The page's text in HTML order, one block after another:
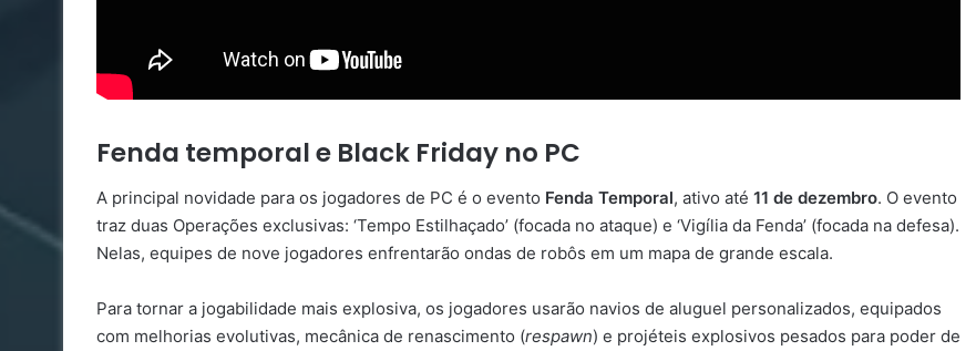
Fenda temporal e Black Friday no PC
A principal novidade para os jogadores de PC é o evento Fenda Temporal, ativo até 11 de dezembro. O evento
traz duas Operações exclusivas: ‘Tempo Estilhaçado’ (focada no ataque) e ‘Vigília da Fenda’ (focada na defesa).
Nelas, equipes de nove jogadores enfrentarão ondas de robôs em um mapa de grande escala.
Para tornar a jogabilidade mais explosiva, os jogadores usarão navios de aluguel personalizados, equipados
com melhorias evolutivas, mecânica de renascimento (respawn) e projéteis explosivos pesados para poder de